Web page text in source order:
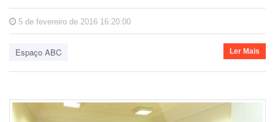
5 de fevereiro de 2016 16:20:00
Espaço ABC Ler Mais